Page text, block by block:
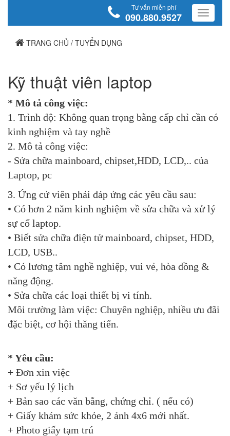
Tư vấn miễn phí
090.880.9527
TRANG CHỦ / TUYỂN DỤNG
Kỹ thuật viên laptop
* Mô tả công việc:
1. Trình độ: Không quan trọng bằng cấp chỉ cần có
kinh nghiệm và tay nghề
2. Mô tả công việc:
- Sửa chữa mainboard, chipset,HDD, LCD,.. của
Laptop, pc
3. Ứng cử viên phải đáp ứng các yêu cầu sau:
• Có hơn 2 năm kinh nghiệm về sửa chữa và xử lý
sự cố laptop.
• Biết sửa chữa điện tử mainboard, chipset, HDD,
LCD, USB..
• Có lương tâm nghề nghiệp, vui vẻ, hòa đồng &
năng động.
• Sửa chữa các loại thiết bị vi tính.
Môi trường làm việc: Chuyên nghiệp, nhiều ưu đãi
đặc biệt, cơ hội thăng tiến.
* Yêu cầu:
+ Đơn xin việc
+ Sơ yếu lý lịch
+ Bản sao các văn bằng, chứng chỉ. ( nếu có)
+ Giấy khám sức khỏe, 2 ảnh 4x6 mới nhất.
+ Photo giấy tạm trú